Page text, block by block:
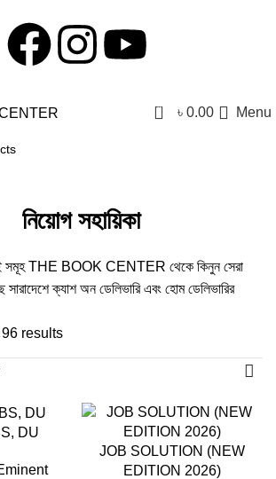
0 ৳ 0.00 Menu
নিয়োগ সহায়িকা
সমূহ THE BOOK CENTER থেকে কিনুন সেরা
সারাদেশে ক্যাশ অন ডেলিভারি এবং হোম ডেলিভারির
results
DU
JOB SOLUTION (NEW
EDITION 2026)